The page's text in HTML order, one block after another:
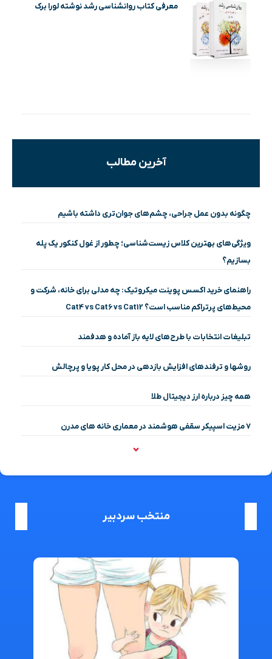
معرفی کتاب روانشناسی رشد نوشته لورا برک
آخرین مطالب
چگونه بدون عمل جراحی، چشم‌های جوان‌تری داشته باشیم
ویژگی‌های بهترین کلاس زیست‌شناسی؛ چطور از غول کنکور یک پله
بسازیم؟
راهنمای خرید اکسس پوینت میکروتیک: چه مدلی برای خانه، شرکت و
محیط‌های پرتراکم مناسب است؟ Cat4 vs Cat6 vs Cat12
تبلیغات انتخابات با طرح‌های لایه باز آماده و هدفمند
روشها و ترفندهای افزایش بازدهی در محل کار پویا و پرچالش
همه چیز درباره ارز دیجیتال طلا
۷ مزیت اسپیکر سقفی هوشمند در معماری خانه‌ های مدرن
منتخب سردبیر